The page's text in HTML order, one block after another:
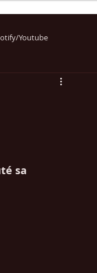
Youtube
Web
sa